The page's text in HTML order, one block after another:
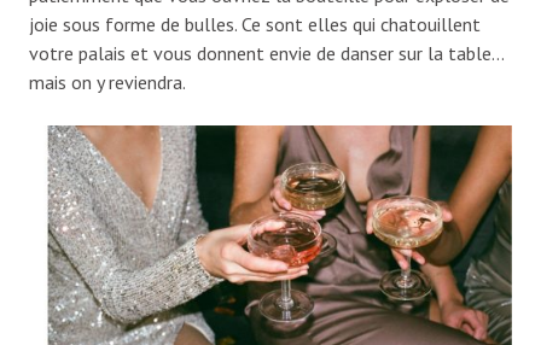
joie sous forme de bulles. Ce sont elles qui chatouillent
votre palais et vous donnent envie de danser sur la table…
mais on y reviendra.